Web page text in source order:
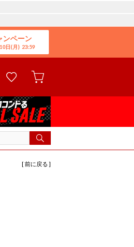
ンペーン
日(月)
[ 前に戻る ]